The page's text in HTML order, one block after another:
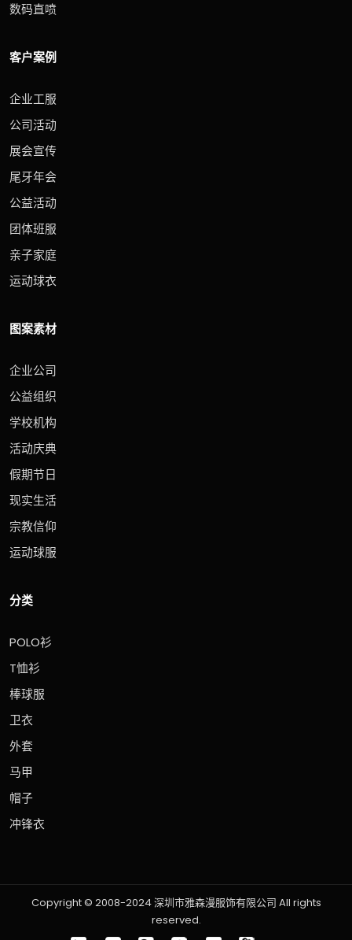
数码直喷
客户案例
企业工服
公司活动
展会宣传
尾牙年会
公益活动
团体班服
亲子家庭
运动球衣
图案素材
企业公司
公益组织
学校机构
活动庆典
假期节日
现实生活
宗教信仰
运动球服
分类
POLO衫
T恤衫
棒球服
卫衣
外套
马甲
帽子
冲锋衣
Copyright © 2008-2024 深圳市雅森漫服饰有限公司 All rights
reserved.